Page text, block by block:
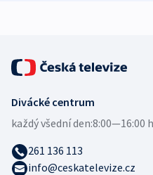
Divácké centrum
každý všední den:8:00—16:00
261 136 113
info@ceskatelevize.cz